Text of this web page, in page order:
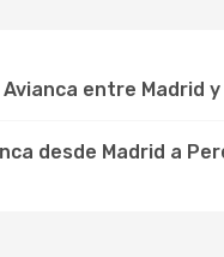
entre Madrid
desde Madrid a